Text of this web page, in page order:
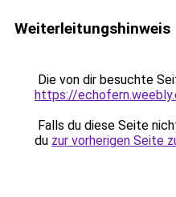
Weiterleitungshinweis
Die von dir besuchte
https://
Falls du diese Seite
du zur vorherigen Seite